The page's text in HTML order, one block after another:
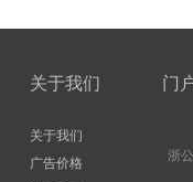
关于我们
关于我们
广告价格
门
浙